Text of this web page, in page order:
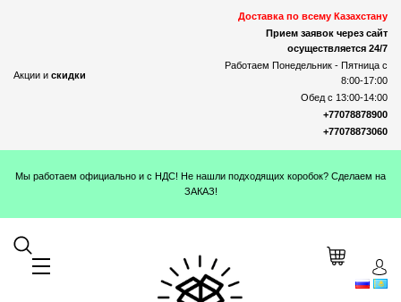
Акции и скидки
Доставка по всему Казахстану
Прием заявок через сайт
осуществляется 24/7
Работаем Понедельник - Пятница с
8:00-17:00
Обед с 13:00-14:00
+77078878900
+77078873060
Мы работаем официально и с НДС! Не нашли подходящих коробок? Сделаем на
ЗАКАЗ!